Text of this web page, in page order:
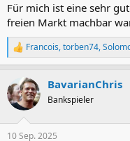
:
Für mich ist eine sehr
freien Markt machbar
R
e
k
t
i
Francois,torben74,
BavarianChris
Bankspieler
10 Sep. 2025